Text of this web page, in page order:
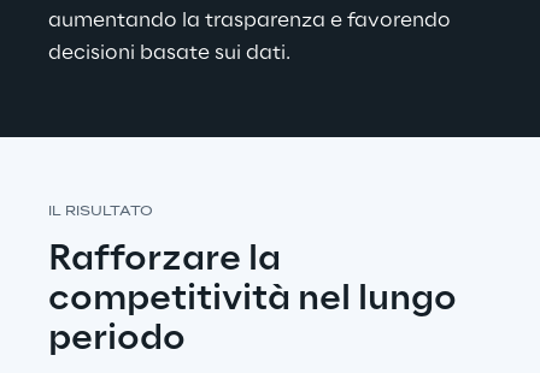
aumentando la trasparenza e favorendo
decisioni basate sui dati.
IL RISULTATO
Rafforzare la
competitività nel lungo
periodo